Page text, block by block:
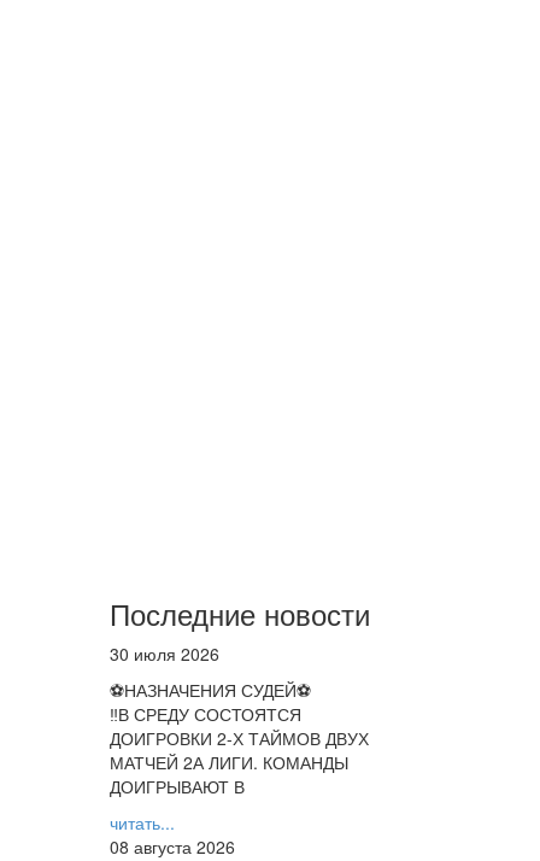
Последние новости
30 июля 2026
⚽НАЗНАЧЕНИЯ СУДЕЙ⚽
‼В СРЕДУ СОСТОЯТСЯ
ДОИГРОВКИ 2-Х ТАЙМОВ ДВУХ
МАТЧЕЙ 2А ЛИГИ. КОМАНДЫ
ДОИГРЫВАЮТ В
читать...
08 августа 2026